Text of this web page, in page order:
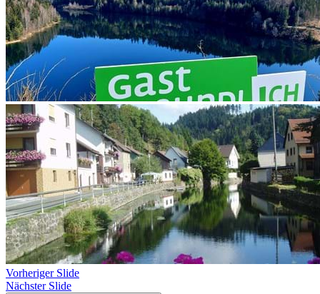
Vorheriger Slide
Nächster Slide